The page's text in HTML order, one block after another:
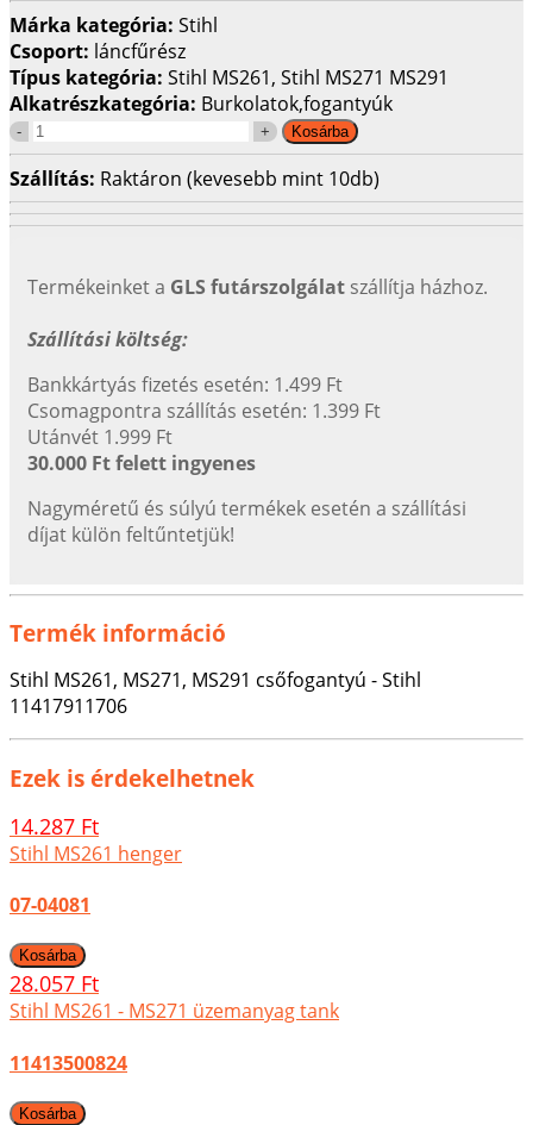
Márka kategória: Stihl
Csoport: láncfűrész
Típus kategória: Stihl MS261, Stihl MS271 MS291
Alkatrészkategória: Burkolatok,fogantyúk
Szállítás: Raktáron (kevesebb mint 10db)
Termékeinket a GLS futárszolgálat szállítja házhoz.
Szállítási költség:
Bankkártyás fizetés esetén: 1.499 Ft
Csomagpontra szállítás esetén: 1.399 Ft
Utánvét 1.999 Ft
30.000 Ft felett ingyenes
Nagyméretű és súlyú termékek esetén a szállítási
díjat külön feltűntetjük!
Termék információ
Stihl MS261, MS271, MS291 csőfogantyú - Stihl
11417911706
Ezek is érdekelhetnek
14.287 Ft
Stihl MS261 henger
07-04081
28.057 Ft
Stihl MS261 - MS271 üzemanyag tank
11413500824